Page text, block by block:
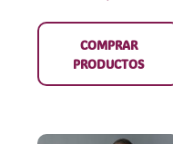
COMPRAR
PRODUCTOS